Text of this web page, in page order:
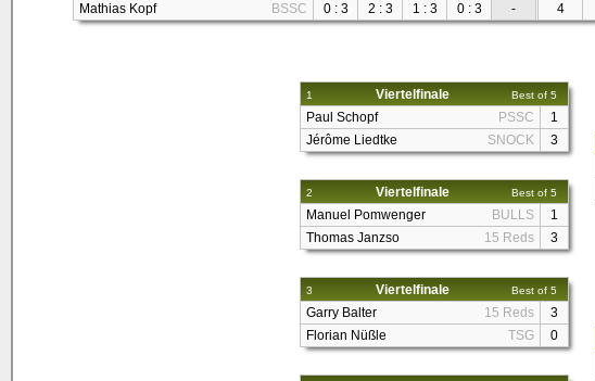
Mathias Kopf
BSSC 0 : 3 2 : 3 1 : 3 0 : 3 - 4
1 Viertelfinale Best of 5
Paul Schopf PSSC
1
Jérôme Liedtke
SNOCK 3
2 Viertelfinale Best of 5
Manuel Pomwenger BULLS
1
Thomas Janzso
15 Reds 3
3 Viertelfinale Best of 5
Garry Balter 15 Reds
3
Florian Nüßle
TSG 0